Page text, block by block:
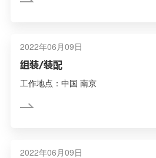
2022年06月09日
组装/装配
工作地点：中国 南京
2022年06月09日